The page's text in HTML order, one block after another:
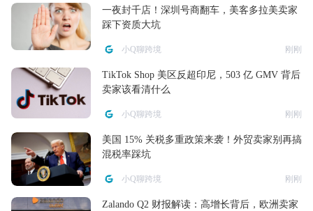
一夜封千店！深圳号商翻车，美客多拉美卖家
踩下资质大坑
小Q聊跨境 刚刚
TikTok Shop 美区反超印尼，503 亿 GMV 背后
卖家该看清什么
小Q聊跨境 刚刚
美国 15% 关税多重政策来袭！外贸卖家别再搞
混税率踩坑
小Q聊跨境 刚刚
Zalando Q2 财报解读：高增长背后，欧洲卖家